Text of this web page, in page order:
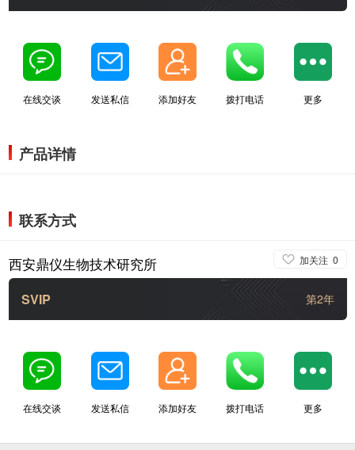
在线交谈 发送私信 添加好友 拨打电话 更多
产品详情
联系方式
加关注 0
西安鼎仪生物技术研究所
SVIP 第2年
在线交谈 发送私信 添加好友 拨打电话 更多